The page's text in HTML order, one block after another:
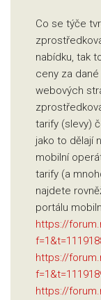
Co se týče
nabídku, tak
ceny za
webových
tarify (slevy)
jako to dělají
mobilní
tarify (a
najdete
portálu
https://
https://
https://